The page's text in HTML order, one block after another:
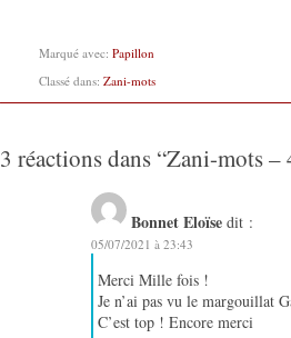
Marqué avec: Papillon
Classé dans: Zani-mots
3 réactions dans “Zani-mots –
Bonnet Eloïse dit :
05/07/2021 à 23:43
Merci Mille fois !
Je n’ai pas vu le margouillat
C’est top ! Encore merci